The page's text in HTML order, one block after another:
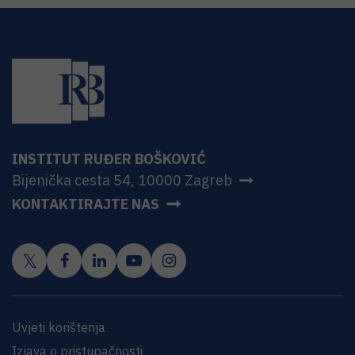
INSTITUT RUĐER BOŠKOVIĆ
Bijenička cesta 54, 10000 Zagreb
KONTAKTIRAJTE NAS
Uvjeti korištenja
Izjava o pristupačnosti